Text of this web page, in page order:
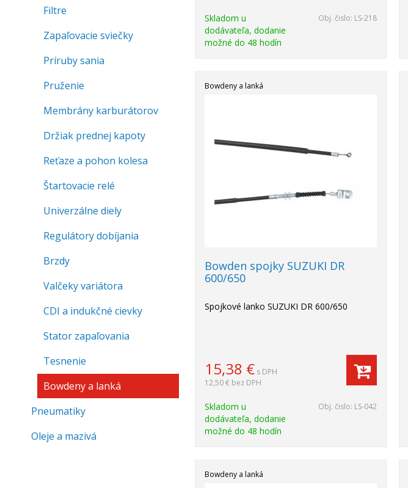
Skladom u
dodávateľa, dodanie
možné do 48 hodín
Obj. čislo: LS-218
Bowdeny a lanká
Bowden spojky SUZUKI DR
600/650
Spojkové lanko SUZUKI DR 600/650
15,38 € s DPH
12,50 € bez DPH
Skladom u
dodávateľa, dodanie
možné do 48 hodín
Obj. čislo: LS-042
Bowdeny a lanká
Filtre
Zapaľovacie sviečky
Príruby sania
Pruženie
Membrány karburátorov
Držiak prednej kapoty
Reťaze a pohon kolesa
Štartovacie relé
Univerzálne diely
Regulátory dobíjania
Brzdy
Valčeky variátora
CDI a indukčné cievky
Stator zapaľovania
Tesnenie
Bowdeny a lanká
Pneumatiky
Oleje a mazivá